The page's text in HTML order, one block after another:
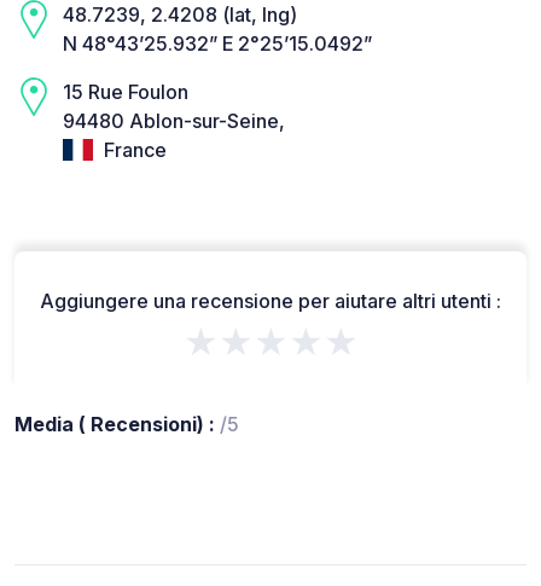
48.7239, 2.4208 (lat, lng)
N 48°43’25.932” E 2°25’15.0492”
15 Rue Foulon
94480 Ablon-sur-Seine,
France
Aggiungere una recensione per aiutare altri utenti :
★★★★★
Media ( Recensioni) : /5